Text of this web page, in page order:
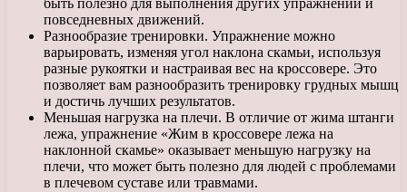
быть полезно для выполнения других упражнений и
повседневных движений.
Разнообразие тренировки. Упражнение можно
варьировать, изменяя угол наклона скамьи, используя
разные рукоятки и настраивая вес на кроссовере. Это
позволяет вам разнообразить тренировку грудных мышц
и достичь лучших результатов.
Меньшая нагрузка на плечи. В отличие от жима штанги
лежа, упражнение «Жим в кроссовере лежа на
наклонной скамье» оказывает меньшую нагрузку на
плечи, что может быть полезно для людей с проблемами
в плечевом суставе или травмами.